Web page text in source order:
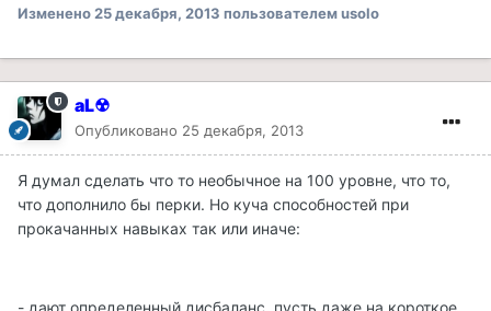
Изменено 25 декабря, 2013 пользователем usolo
aL☢
Опубликовано 25 декабря, 2013
Я думал сделать что то необычное на 100 уровне, что то,
что дополнило бы перки. Но куча способностей при
прокачанных навыках так или иначе:
- дают определенный дисбаланс, пусть даже на короткое